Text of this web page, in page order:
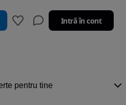
Intră în cont